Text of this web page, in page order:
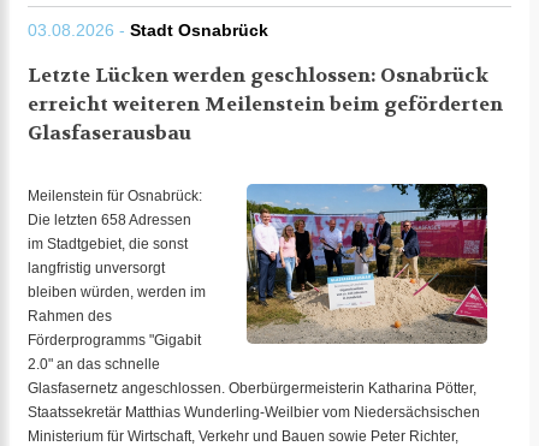
03.08.2026 - Stadt Osnabrück
Letzte Lücken werden geschlossen: Osnabrück
erreicht weiteren Meilenstein beim geförderten
Glasfaserausbau
Meilenstein für Osnabrück:
Die letzten 658 Adressen
im Stadtgebiet, die sonst
langfristig unversorgt
bleiben würden, werden im
Rahmen des
Förderprogramms "Gigabit
2.0" an das schnelle
Glasfasernetz angeschlossen. Oberbürgermeisterin Katharina Pötter,
Staatssekretär Matthias Wunderling-Weilbier vom Niedersächsischen
Ministerium für Wirtschaft, Verkehr und Bauen sowie Peter Richter,